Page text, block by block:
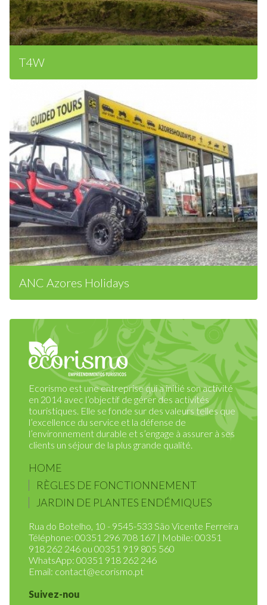
T4W
ANC Azores Holidays
Ecorismo est une entreprise qui a initié son activité
en 2014 avec l’objectif de gérer des activités
touristiques. Elle se fonde sur des valeurs telles que
l’excellence du service et la défense de
l’environnement durable et s’engage à assurer à ses
clients un séjour de la plus grande qualité.
HOME
RÈGLES DE FONCTIONNEMENT
Rua do Botelho, 10 - 9545-533 São Vicente Ferreira
Téléphone: 00351 296 708 167 | Mobile: 00351
918 262 246 ou 00351 919 805 560
WhatsApp: 00351 918 262 246
Email: